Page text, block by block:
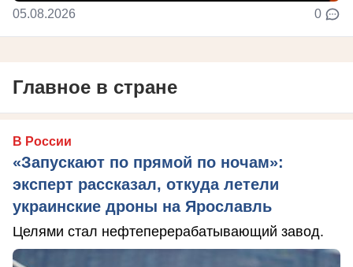
05.08.2026 0
Главное в стране
В России
«Запускают по прямой по ночам»:
эксперт рассказал, откуда летели
украинские дроны на Ярославль
Целями стал нефтеперерабатывающий завод.